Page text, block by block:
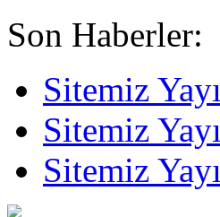
Son Haberler:
Sitemiz
Sitemiz
Sitemiz